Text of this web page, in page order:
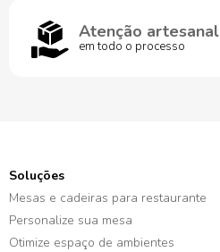
Atenção artesanal
em todo o processo
Soluções
Mesas e cadeiras para restaurante
Personalize sua mesa
Otimize espaço de ambientes